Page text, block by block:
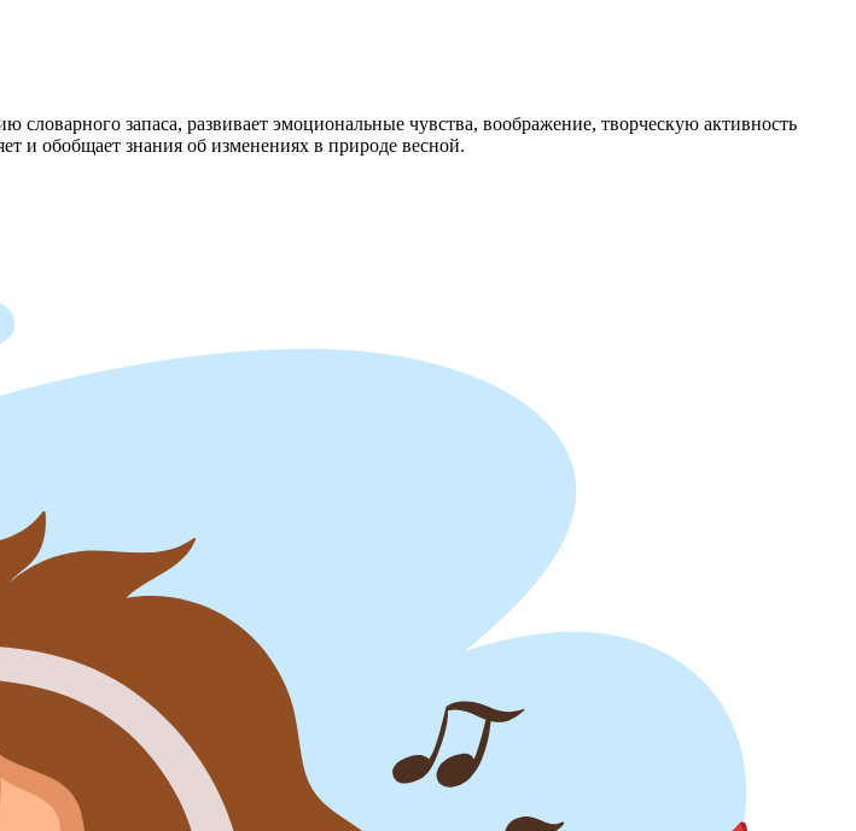
запаса, развивает эмоциональные чувства, воображение, творческую активность
и обобщает знания об изменениях в природе весной.